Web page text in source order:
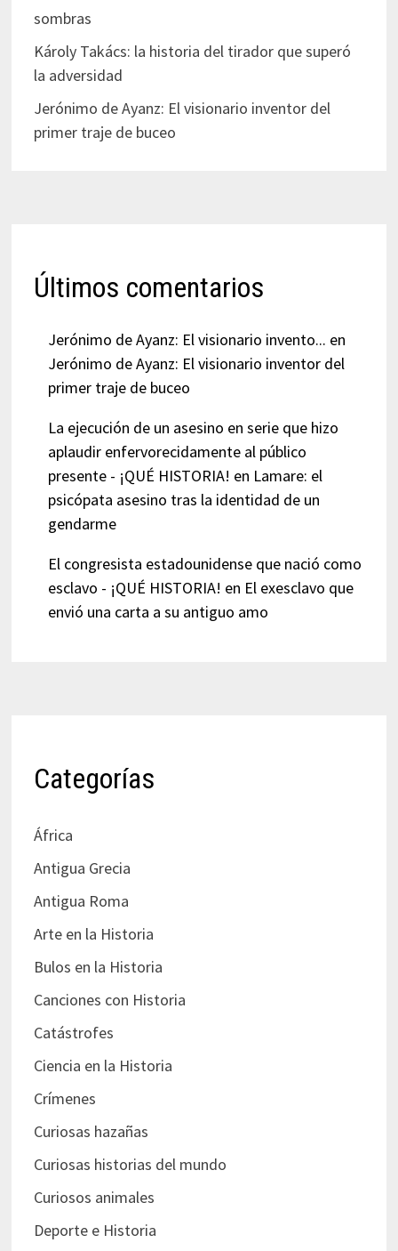
sombras
Károly Takács: la historia del tirador que superó
la adversidad
Jerónimo de Ayanz: El visionario inventor del
primer traje de buceo
Últimos comentarios
Jerónimo de Ayanz: El visionario invento... en
Jerónimo de Ayanz: El visionario inventor del
primer traje de buceo
La ejecución de un asesino en serie que hizo
aplaudir enfervorecidamente al público
presente - ¡QUÉ HISTORIA! en Lamare: el
psicópata asesino tras la identidad de un
gendarme
El congresista estadounidense que nació como
esclavo - ¡QUÉ HISTORIA! en El exesclavo que
envió una carta a su antiguo amo
Categorías
África
Antigua Grecia
Antigua Roma
Arte en la Historia
Bulos en la Historia
Canciones con Historia
Catástrofes
Ciencia en la Historia
Crímenes
Curiosas hazañas
Curiosas historias del mundo
Curiosos animales
Deporte e Historia